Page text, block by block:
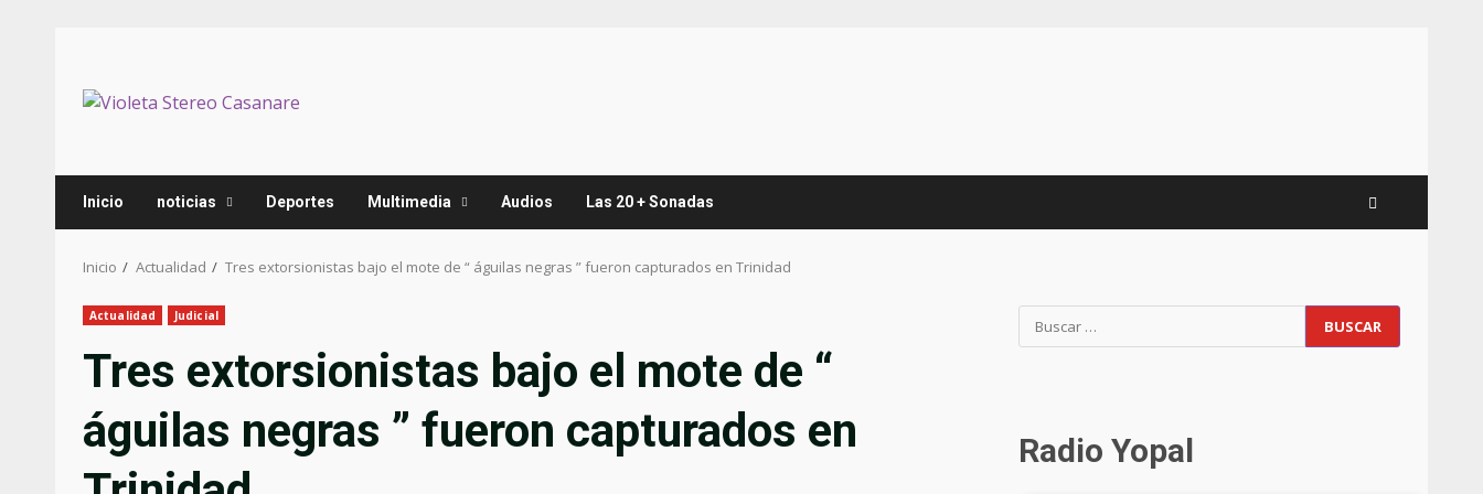
Inicio noticias Deportes Multimedia Audios Las 20 + Sonadas
Inicio Actualidad Tres extorsionistas bajo el mote de “ águilas negras ” fueron capturados en Trinidad
Actualidad Judicial
Tres extorsionistas bajo el mote de “
águilas negras ” fueron capturados en
Radio Yopal